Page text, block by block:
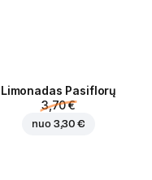
Limonadas Pasiflorų
3,70 €
nuo 3,30 €